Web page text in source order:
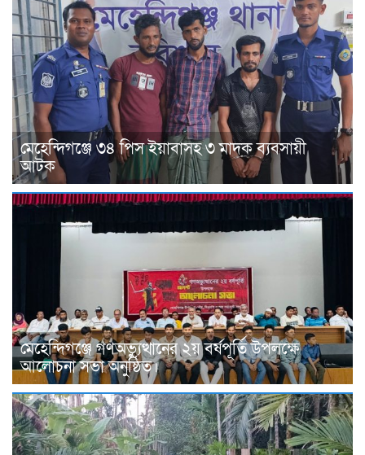
মেহেন্দিগঞ্জে ৩৪ পিস ইয়াবাসহ ৩ মাদক ব্যবসায়ী
আটক
মেহেন্দিগঞ্জে গণঅভ্যুত্থানের ২য় বর্ষপূর্তি উপলক্ষে
আলোচনা সভা অনুষ্ঠিত।